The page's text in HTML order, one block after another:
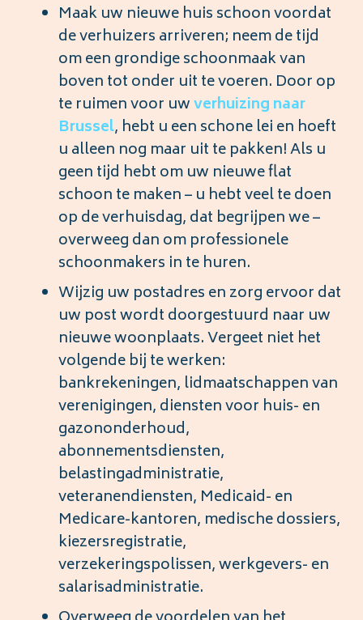
Maak uw nieuwe huis schoon voordat
de verhuizers arriveren; neem de tijd
om een grondige schoonmaak van
boven tot onder uit te voeren. Door op
te ruimen voor uwverhuizingnaar
Brussel, hebt u een schone lei en hoeft
u alleen nog maar uit te pakken! Als u
geen tijd hebt om uw nieuwe flat
schoon te maken – u hebt veel te doen
op de verhuisdag, dat begrijpen we –
overweeg dan om professionele
schoonmakers in te huren.
Wijzig uw postadres en zorg ervoor dat
uw post wordt doorgestuurd naar uw
nieuwe woonplaats. Vergeet niet het
volgende bij te werken:
bankrekeningen, lidmaatschappen van
verenigingen, diensten voor huis- en
gazononderhoud,
abonnementsdiensten,
belastingadministratie,
veteranendiensten, Medicaid- en
Medicare-kantoren, medische dossiers,
kiezersregistratie,
verzekeringspolissen, werkgevers- en
salarisadministratie.